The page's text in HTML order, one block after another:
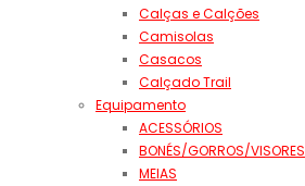
Calças e Calções
Camisolas
Casacos
Calçado Trail
Equipamento
ACESSÓRIOS
BONÉS/GORROS/VISORES
MEIAS